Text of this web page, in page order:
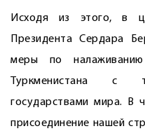
Исходя из этого, в
Президента Сердара
меры по
Туркменистана с
государствами мира. В
присоединение нашей